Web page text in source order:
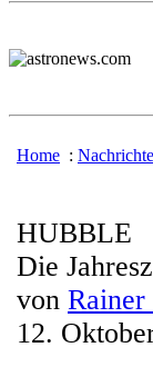
Home :
HUBBLE
Die
von
12.